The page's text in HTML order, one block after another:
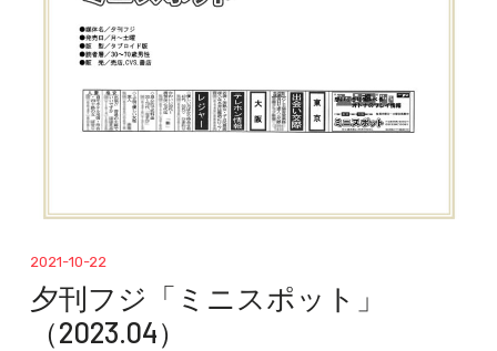
2021-10-22
夕刊フジ「ミニスポット」
（2023.04）